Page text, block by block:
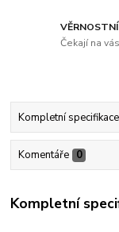
Čekají na
Kompletní specifikace
Komentáře 0
Kompletní